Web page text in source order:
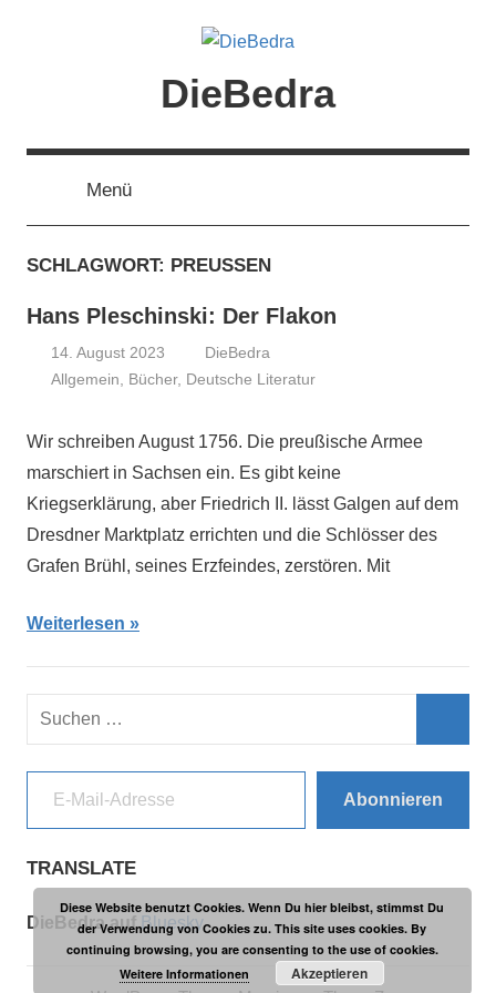
DieBedra
Menü
SCHLAGWORT: PREUSSEN
Hans Pleschinski: Der Flakon
14. August 2023
DieBedra
Allgemein
Bücher, Deutsche Literatur
Wir schreiben August 1756. Die preußische Armee
marschiert in Sachsen ein. Es gibt keine
Kriegserklärung, aber Friedrich II. lässt Galgen auf dem
Dresdner Marktplatz errichten und die Schlösser des
Grafen Brühl, seines Erzfeindes, zerstören. Mit
Weiterlesen
Suchen
E-Mail-Adresse
Abonnieren
TRANSLATE
DieBedra auf Bluesky
Diese Website benutzt Cookies. Wenn Du hier bleibst, stimmst Du
der Verwendung von Cookies zu. This site uses cookies. By
continuing browsing, you are consenting to the use of cookies.
Weitere Informationen
Akzeptieren